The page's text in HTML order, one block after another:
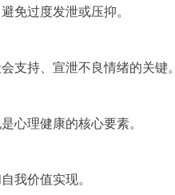
免过度发泄或压抑。
支持、宣泄不良情绪的关键。
心理健康的核心要素。
我价值实现。